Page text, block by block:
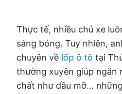
Thực tế, nhiều chủ xe
sáng bóng. Tuy nhiên,
chuyên về lốp ô tô tại
thường xuyên giúp ngăn
chất như dầu mỡ…